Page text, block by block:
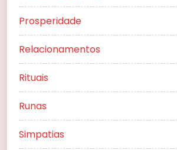
Prosperidade
Relacionamentos
Rituais
Runas
Simpatias